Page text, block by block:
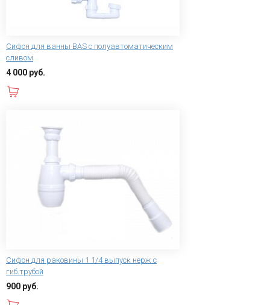
Сифон для ванны BAS с полуавтоматическим
сливом
4 000 руб.
Сифон для раковины 1 1/4 выпуск нерж с
гиб.трубой
900 руб.